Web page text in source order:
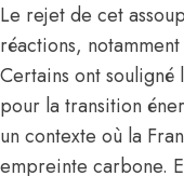
Le rejet de cet
réactions,
Certains ont
pour la transition
un contexte où la
empreinte carbone.